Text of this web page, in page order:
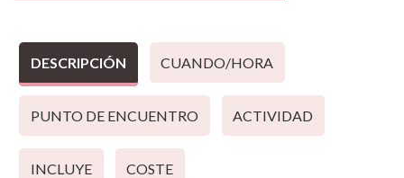
DESCRIPCIÓN CUANDO/HORA
PUNTO DE ENCUENTRO ACTIVIDAD
INCLUYE COSTE